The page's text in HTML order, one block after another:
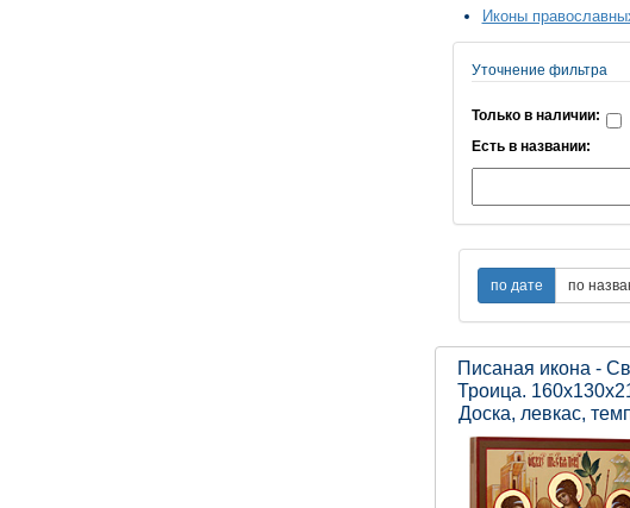
Иконы
Уточнение фильтра
Только в наличии:
Есть в названии:
Писаная икона -
Троица.
Доска, левкас,
ручная